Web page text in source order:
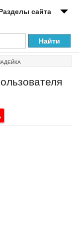
сайта